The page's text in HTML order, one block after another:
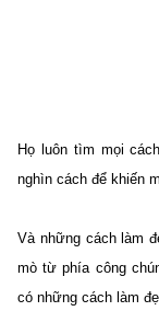
Họ luôn tìm mọi
nghìn cách để khiến
Và những cách làm
mò từ phía công
có những cách làm